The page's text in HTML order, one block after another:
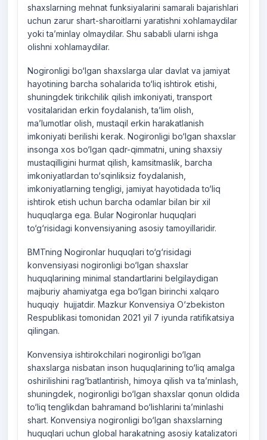
shaxslarning mehnat funksiyalarini samarali bajarishlari
uchun zarur shart-sharoitlarni yaratishni xohlamaydilar
yoki ta’minlay olmaydilar. Shu sababli ularni ishga
olishni xohlamaydilar.
Nogironligi bo‘lgan shaxslarga ular davlat va jamiyat
hayotining barcha sohalarida to‘liq ishtirok etishi,
shuningdek tirikchilik qilish imkoniyati, transport
vositalaridan erkin foydalanish, ta’lim olish,
ma’lumotlar olish, mustaqil erkin harakatlanish
imkoniyati berilishi kerak. Nogironligi bo‘lgan shaxslar
insonga xos bo‘lgan qadr-qimmatni, uning shaxsiy
mustaqilligini hurmat qilish, kamsitmaslik, barcha
imkoniyatlardan to‘sqinliksiz foydalanish,
imkoniyatlarning tengligi, jamiyat hayotidada to‘liq
ishtirok etish uchun barcha odamlar bilan bir xil
huquqlarga ega. Bular Nogironlar huquqlari
to‘g‘risidagi konvensiyaning asosiy tamoyillaridir.
BMTning Nogironlar huquqlari to‘g‘risidagi
konvensiyasi nogironligi bo‘lgan shaxslar
huquqlarining minimal standartlarini belgilaydigan
majburiy ahamiyatga ega bo‘lgan birinchi xalqaro
huquqiy hujjatdir. Mazkur Konvensiya O‘zbekiston
Respublikasi tomonidan 2021 yil 7 iyunda ratifikatsiya
qilingan.
Konvensiya ishtirokchilari nogironligi bo‘lgan
shaxslarga nisbatan inson huquqlarining to‘liq amalga
oshirilishini rag‘batlantirish, himoya qilish va ta’minlash,
shuningdek, nogironligi bo‘lgan shaxslar qonun oldida
to‘liq tenglikdan bahramand bo‘lishlarini ta’minlashi
shart. Konvensiya nogironligi bo‘lgan shaxslarning
huquqlari uchun global harakatning asosiy katalizatori